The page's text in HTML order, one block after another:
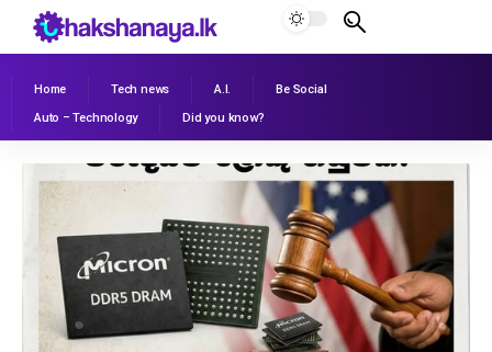
Home Tech news A.I.
Be Social
Auto – Technology
Did you know?